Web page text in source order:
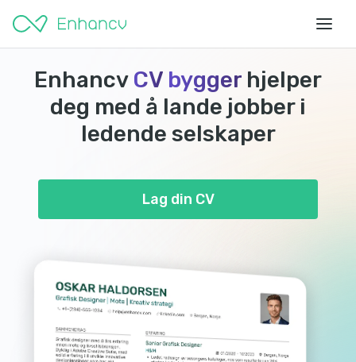
Enhancv CV bygger hjelper
deg med å lande jobber i
ledende selskaper
Lag din CV